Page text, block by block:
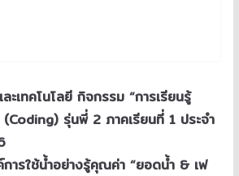
ะเทคโนโลยี กิจกรรม “การเรียนรู้
รุ่นพี่ 2 ภาคเรียนที่ 1 ประจำ
ารใช้น้ำอย่างรู้คุณค่า “ยอดน้ำ & เฟ